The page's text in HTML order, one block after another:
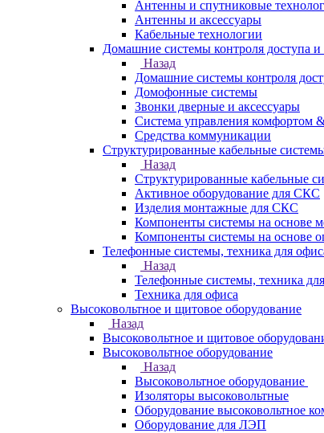
Антенны и спутниковые
Антенны и аксессуары
Кабельные технологии
Домашние системы контроля доступа и
Назад
Домашние системы контроля
Домофонные системы
Звонки дверные и аксессуары
Система управления комфортом
Средства коммуникации
Структурированные кабельные
Назад
Структурированные кабельные
Активное оборудование для СКС
Изделия монтажные для СКС
Компоненты системы на основе
Компоненты системы на основе
Телефонные системы, техника для
Назад
Телефонные системы, техника
Техника для офиса
Высоковольтное и щитовое оборудование
Назад
Высоковольтное и щитовое
Высоковольтное оборудование
Назад
Высоковольтное оборудование
Изоляторы высоковольтные
Оборудование высоковольтное
Оборудование для ЛЭП